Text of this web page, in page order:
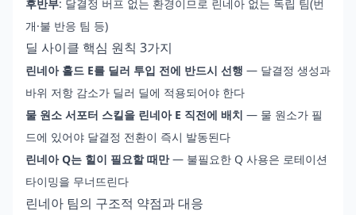
후반부: 달결정 버프 없는 환경이므로 린네아 없는 독립 팀(번
개·불 반응 팀 등)
딜 사이클 핵심 원칙 3가지
린네아 홀드 E를 딜러 투입 전에 반드시 선행 — 달결정 생성과
바위 저항 감소가 딜러 딜에 적용되어야 한다
물 원소 서포터 스킬을 린네아 E 직전에 배치 — 물 원소가 필
드에 있어야 달결정 전환이 즉시 발동된다
린네아 Q는 힐이 필요할 때만— 불필요한 Q 사용은 로테이션
타이밍을 무너뜨린다
린네아 팀의 구조적 약점과 대응